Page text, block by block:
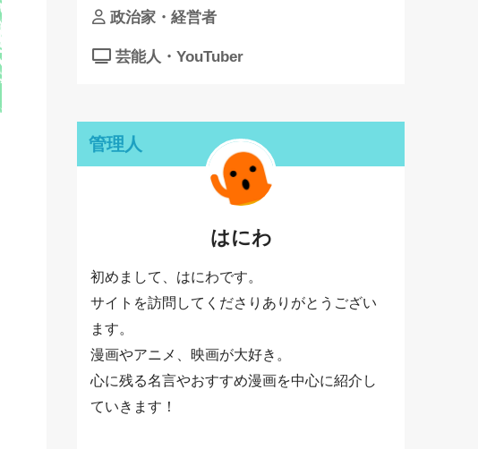
政治家・経営者
芸能人・YouTuber
管理人
はにわ
初めまして、はにわです。
サイトを訪問してくださりありがとうござい
ます。
漫画やアニメ、映画が大好き。
心に残る名言やおすすめ漫画を中心に紹介し
ていきます！